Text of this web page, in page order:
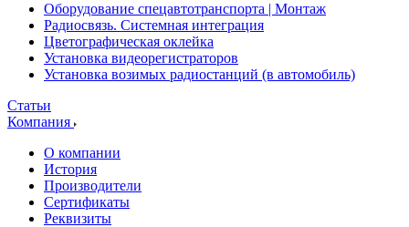
Оборудование спецавтотранспорта | Монтаж
Радиосвязь. Системная интеграция
Цветографическая оклейка
Установка видеорегистраторов
Установка возимых радиостанций (в автомобиль)
Статьи
Компания
О компании
История
Производители
Сертификаты
Реквизиты